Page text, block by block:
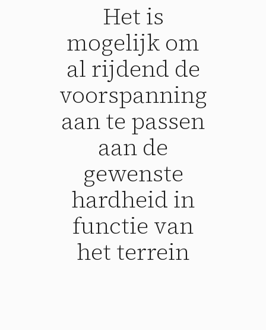
Het is
mogelijk om
al rijdend de
voorspanning
aan te passen
aan de
gewenste
hardheid in
functie van
het terrein